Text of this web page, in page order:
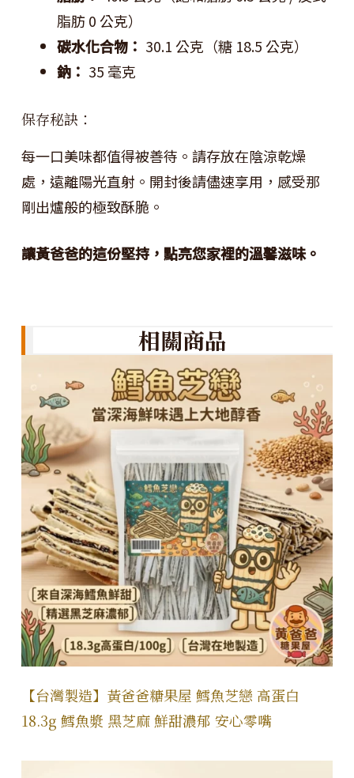
脂肪 0 公克）
碳水化合物： 30.1 公克（糖 18.5 公克）
鈉： 35 毫克
保存秘訣：
每一口美味都值得被善待。請存放在陰涼乾燥
處，遠離陽光直射。開封後請儘速享用，感受那
剛出爐般的極致酥脆。
讓黃爸爸的這份堅持，點亮您家裡的溫馨滋味。
相關商品
【台灣製造】黃爸爸糖果屋 鱈魚芝戀 高蛋白
18.3g 鱈魚漿 黑芝麻 鮮甜濃郁 安心零嘴